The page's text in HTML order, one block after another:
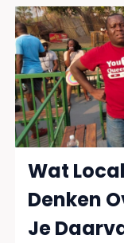
Wat
Denken
Je